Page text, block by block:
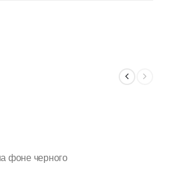
фоне черного